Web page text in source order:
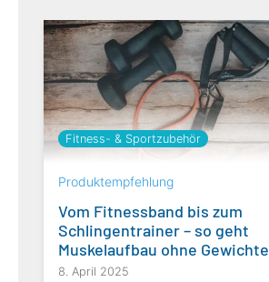
Fitness- & Sportzubehör
Produktempfehlung
Vom Fitnessband bis zum
Schlingen­trainer – so geht
Muskel­aufbau ohne Gewichte
8. April 2025